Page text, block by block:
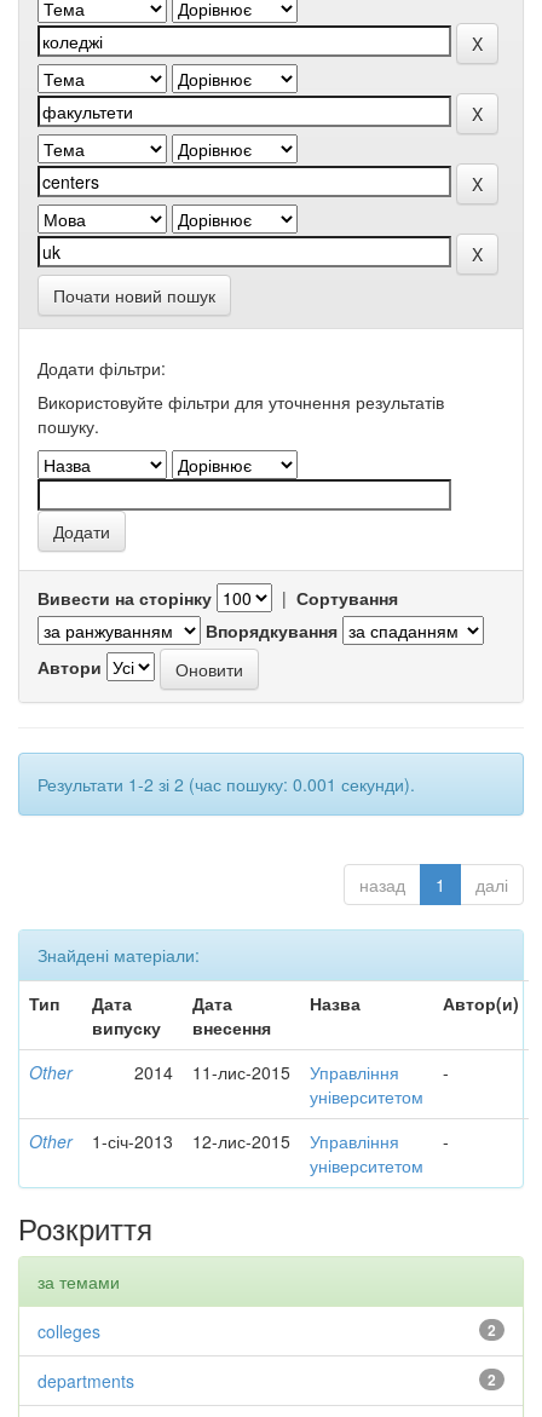
Почати новий пошук
Додати фільтри:
Використовуйте фільтри для уточнення результатів
пошуку.
Вивести на сторінку | Сортування
Впорядкування
Автори
Результати 1-2 зі 2 (час пошуку: 0.001 секунди).
назад 1 далі
Знайдені матеріали:
Тип
Дата
випуску
Дата
внесення
Назва Автор(и)
Other 2014 11-лис-2015
Управління
університетом
-
Other 1-січ-2013 12-лис-2015
Управління
університетом
-
Розкриття
за темами
2
colleges
2
departments